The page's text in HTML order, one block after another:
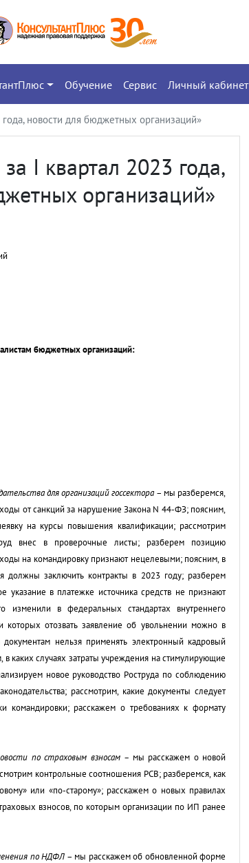
Обучение Сервис Личный кабинет
новости для бюджетных организаций»
I квартал 2023 года,
организаций»
бюджетных организаций:
для организаций госсектора– мы разберемся,
от санкций за нарушение Закона N 44-ФЗ; поясним,
на курсы повышения квалификации; рассмотрим
внес в проверочные листы; разберем позицию
на командировку признают нецелевыми; поясним, в
должны заключить контракты в 2023 году; разберем
указание в платежке источника средств не признают
изменили в федеральных стандартах внутреннего
которых отозвать заявление об увольнении можно в
нельзя применять электронный кадровый
каких случаях затраты учреждения на стимулирующие
новое руководство Роструда по соблюдению
рассмотрим, какие документы следует
командировки; расскажем о требованиях к формату
по страховым взносам – мы расскажем о новой
контрольные соотношения РСВ; разберемся, как
или «по-старому»; расскажем о новых правилах
взносов, по которым организации по ИП ранее
по НДФЛ – мы расскажем об обновленной форме